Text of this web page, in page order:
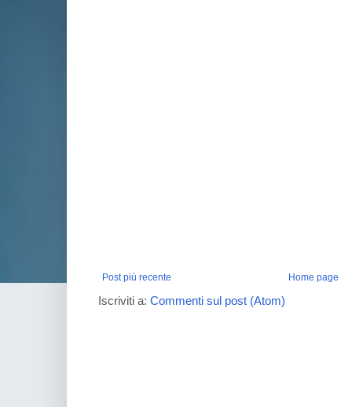
Post più recente Home page
Iscriviti a: Commenti sul post (Atom)